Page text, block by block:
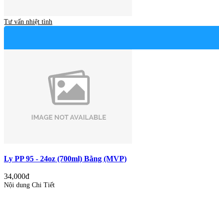
Tư vấn nhiệt tình
Ly PP 95 - 24oz (700ml) Bằng (MVP)
34,000đ
Nội dung Chi Tiết